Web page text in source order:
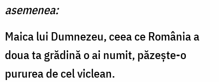
asemenea:
Maica lui Dumnezeu, ceea ce România a
doua ta grădină o ai numit, păzeşte-o
pururea de cel viclean.